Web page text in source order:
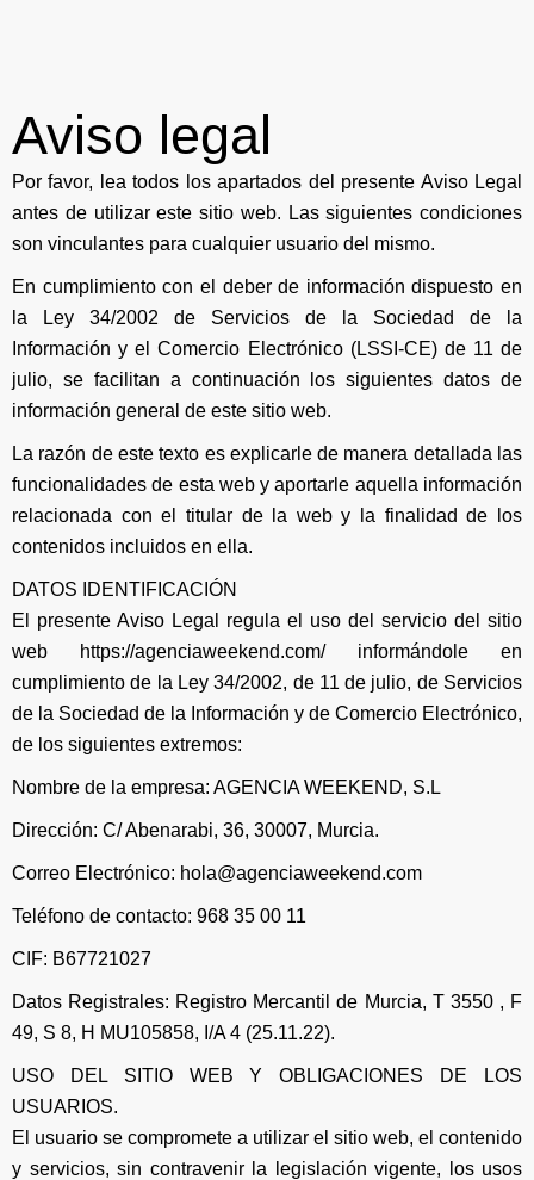
Aviso legal
Por favor, lea todos los apartados del presente Aviso Legal
antes de utilizar este sitio web. Las siguientes condiciones
son vinculantes para cualquier usuario del mismo.
En cumplimiento con el deber de información dispuesto en
la Ley 34/2002 de Servicios de la Sociedad de la
Información y el Comercio Electrónico (LSSI-CE) de 11 de
julio, se facilitan a continuación los siguientes datos de
información general de este sitio web.
La razón de este texto es explicarle de manera detallada las
funcionalidades de esta web y aportarle aquella información
relacionada con el titular de la web y la finalidad de los
contenidos incluidos en ella.
DATOS IDENTIFICACIÓN
El presente Aviso Legal regula el uso del servicio del sitio
web https://agenciaweekend.com/ informándole en
cumplimiento de la Ley 34/2002, de 11 de julio, de Servicios
de la Sociedad de la Información y de Comercio Electrónico,
de los siguientes extremos:
Nombre de la empresa: AGENCIA WEEKEND, S.L
Dirección: C/ Abenarabi, 36, 30007, Murcia.
Correo Electrónico: hola@agenciaweekend.com
Teléfono de contacto: 968 35 00 11
CIF: B67721027
Datos Registrales: Registro Mercantil de Murcia, T 3550 , F
49, S 8, H MU105858, I/A 4 (25.11.22).
USO DEL SITIO WEB Y OBLIGACIONES DE LOS
USUARIOS.
El usuario se compromete a utilizar el sitio web, el contenido
y servicios, sin contravenir la legislación vigente, los usos